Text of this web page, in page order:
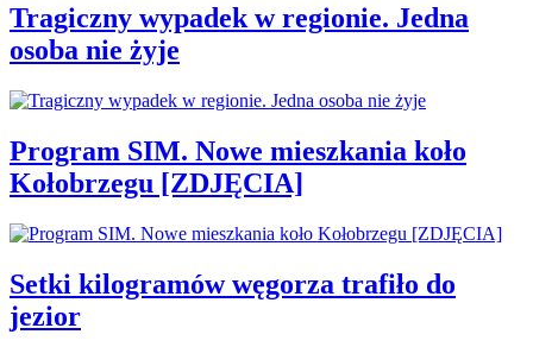
Tragiczny wypadek w regionie. Jedna
osoba nie żyje
Program SIM. Nowe mieszkania koło
Kołobrzegu [ZDJĘCIA]
Setki kilogramów węgorza trafiło do
jezior